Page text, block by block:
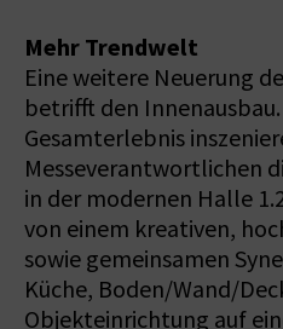
Mehr Trendwelt
Eine weitere Neuerung
betrifft den Innenausbau.
Gesamterlebnis
Messeverantwortlichen
in der modernen Halle
von einem kreativen,
sowie gemeinsamen
Küche, Boden/Wand/
Objekteinrichtung auf